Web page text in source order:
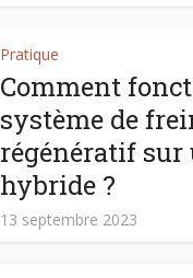
Pratique
Comment
système de
régénératif
hybride ?
13 septembre 2023